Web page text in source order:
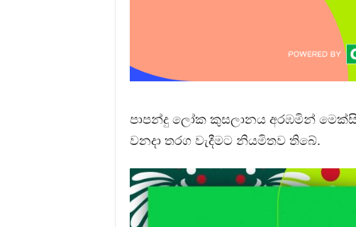
පාපන්දු ලෝක කුසලානය අරඹමින්
වනදා තරග වැදීමට නියමිතව තිබේ.